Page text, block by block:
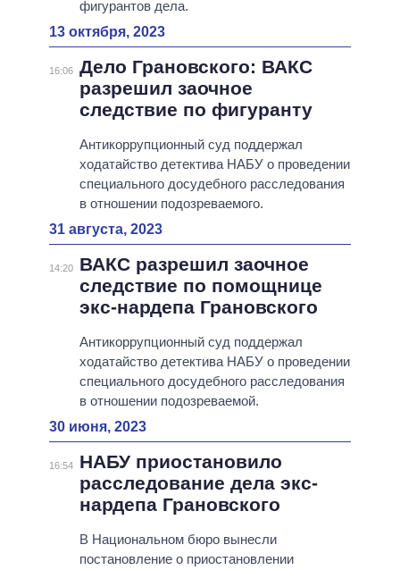
фигурантов дела.
13 октября, 2023
16:06 Дело Грановского: ВАКС
разрешил заочное
следствие по фигуранту
Антикоррупционный суд поддержал
ходатайство детектива НАБУ о проведении
специального досудебного расследования
в отношении подозреваемого.
31 августа, 2023
14:20
ВАКС разрешил заочное
следствие по помощнице
экс-нардепа Грановского
Антикоррупционный суд поддержал
ходатайство детектива НАБУ о проведении
специального досудебного расследования
в отношении подозреваемой.
30 июня, 2023
16:54
НАБУ приостановило
расследование дела экс-
нардепа Грановского
В Национальном бюро вынесли
постановление о приостановлении